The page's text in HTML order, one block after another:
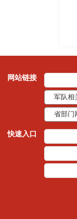
网站链接
快速入口